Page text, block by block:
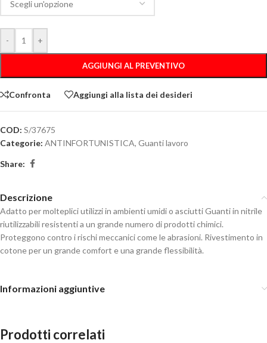
- +
AGGIUNGI AL PREVENTIVO
Confronta Aggiungi alla lista dei desideri
COD: S/37675
Categorie: ANTINFORTUNISTICA, Guanti lavoro
Share:
Descrizione
Adatto per molteplici utilizzi in ambienti umidi o asciutti Guanti in nitrile
riutilizzabili resistenti a un grande numero di prodotti chimici.
Proteggono contro i rischi meccanici come le abrasioni. Rivestimento in
cotone per un grande comfort e una grande flessibilità.
Informazioni aggiuntive
Prodotti correlati